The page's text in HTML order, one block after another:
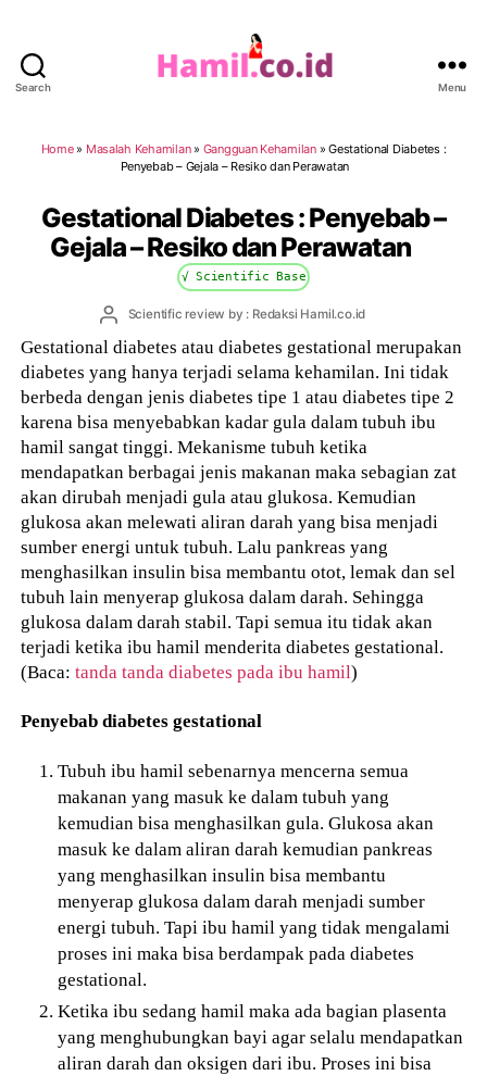
Search Menu
Home» Masalah Kehamilan» Gangguan Kehamilan»Gestational Diabetes :
Penyebab – Gejala – Resiko dan Perawatan
Gestational Diabetes : Penyebab –
Gejala – Resiko dan Perawatan
√ Scientific Base
PostScientific review by : Redaksi Hamil.co.id
Gestational diabetes atau diabetes gestational merupakan
diabetes yang hanya terjadi selama kehamilan. Ini tidak
berbeda dengan jenis diabetes tipe 1 atau diabetes tipe 2
karena bisa menyebabkan kadar gula dalam tubuh ibu
hamil sangat tinggi. Mekanisme tubuh ketika
mendapatkan berbagai jenis makanan maka sebagian zat
akan dirubah menjadi gula atau glukosa. Kemudian
glukosa akan melewati aliran darah yang bisa menjadi
sumber energi untuk tubuh. Lalu pankreas yang
menghasilkan insulin bisa membantu otot, lemak dan sel
tubuh lain menyerap glukosa dalam darah. Sehingga
glukosa dalam darah stabil. Tapi semua itu tidak akan
terjadi ketika ibu hamil menderita diabetes gestational.
(Baca:tanda tanda diabetes pada ibu hamil)
Penyebab diabetes gestational
Tubuh ibu hamil sebenarnya mencerna semua
makanan yang masuk ke dalam tubuh yang
kemudian bisa menghasilkan gula. Glukosa akan
masuk ke dalam aliran darah kemudian pankreas
yang menghasilkan insulin bisa membantu
menyerap glukosa dalam darah menjadi sumber
energi tubuh. Tapi ibu hamil yang tidak mengalami
proses ini maka bisa berdampak pada diabetes
gestational.
Ketika ibu sedang hamil maka ada bagian plasenta
yang menghubungkan bayi agar selalu mendapatkan
aliran darah dan oksigen dari ibu. Proses ini bisa